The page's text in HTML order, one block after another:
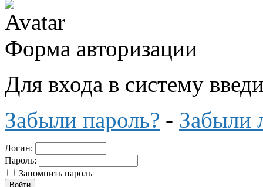
Форма авторизации
Для входа в систему
Забыли пароль? - Забыли
Логин:
Пароль:
Запомнить пароль